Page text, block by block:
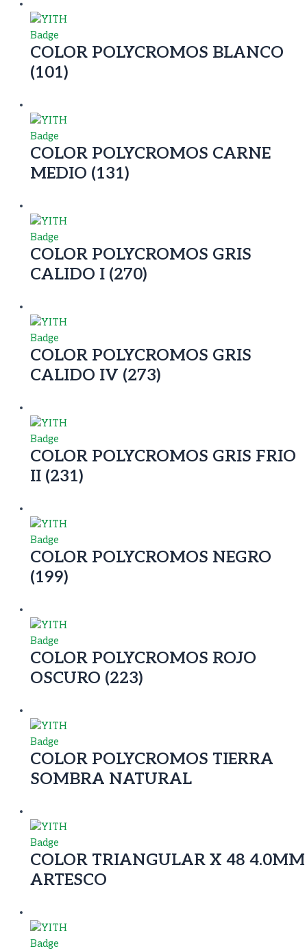
COLOR POLYCROMOS BLANCO
(101)
COLOR POLYCROMOS CARNE
MEDIO (131)
COLOR POLYCROMOS GRIS
CALIDO I (270)
COLOR POLYCROMOS GRIS
CALIDO IV (273)
COLOR POLYCROMOS GRIS FRIO
II (231)
COLOR POLYCROMOS NEGRO
(199)
COLOR POLYCROMOS ROJO
OSCURO (223)
COLOR POLYCROMOS TIERRA
SOMBRA NATURAL
COLOR TRIANGULAR X 48 4.0MM
ARTESCO